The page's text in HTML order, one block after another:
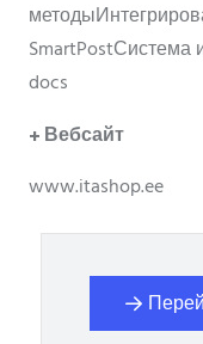
методы
SmartPostСистема
docs
+ Вебсайт
www.itashop.ee